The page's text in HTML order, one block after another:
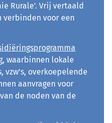
Rurale’. Vrij vertaald
voor een
, waarbinnen lokale
vzw's, overkoepelende
aanvragen voor
de noden van de